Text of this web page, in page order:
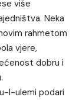
više
Neka
rahmetom
vjere,
dobru i
l-ulemi podari